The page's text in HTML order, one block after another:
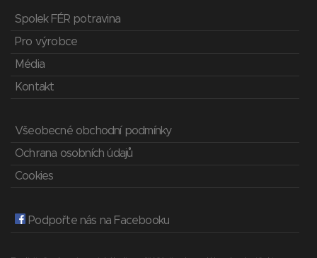
Spolek FÉR potravina
Pro výrobce
Média
Kontakt
Všeobecné obchodní podmínky
Ochrana osobních údajů
Cookies
Podpořte nás na Facebooku